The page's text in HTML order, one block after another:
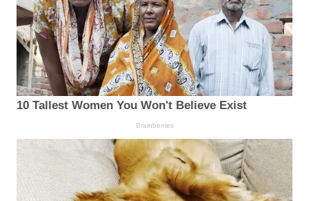
10 Tallest Women You Won't Believe Exist
Brainberries